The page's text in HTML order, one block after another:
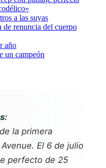
a las suyas
renuncia del cuerpo
año
un campeón
la primera
. El 6 de julio
perfecto de 25